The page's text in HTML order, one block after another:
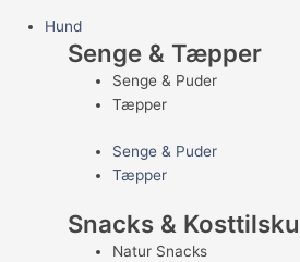
Hund
Senge & Tæpper
Senge & Puder
Tæpper
Senge & Puder
Tæpper
Snacks &
Natur Snacks